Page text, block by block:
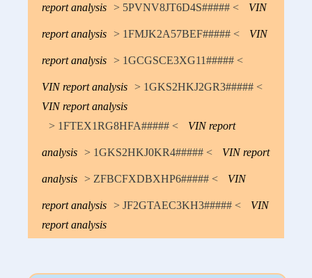
report analysis > 5PVNV8JT6D4S##### < VIN
report analysis > 1FMJK2A57BEF##### < VIN
report analysis > 1GCGSCE3XG11##### <
VIN report analysis > 1GKS2HKJ2GR3##### <
VIN report analysis
> 1FTEX1RG8HFA##### <
VIN report
analysis > 1GKS2HKJ0KR4##### < VIN report
analysis > ZFBCFXDBXHP6##### < VIN
report analysis > JF2GTAEC3KH3##### <
VIN
report analysis